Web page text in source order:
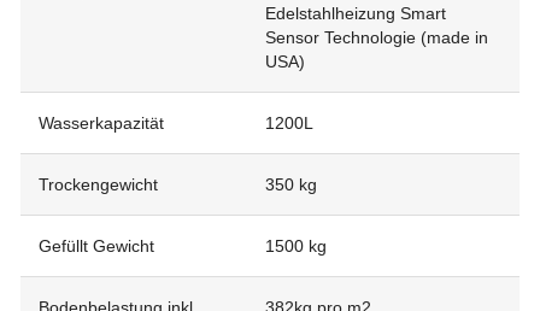
Edelstahlheizung Smart
Sensor Technologie (made in
USA)
Wasserkapazität 1200L
Trockengewicht 350 kg
Gefüllt Gewicht 1500 kg